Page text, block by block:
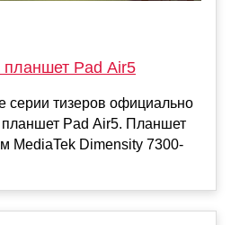
Pad Air5
серии тизеров официально
планшет Pad Air5. Планшет
MediaTek Dimensity 7300-